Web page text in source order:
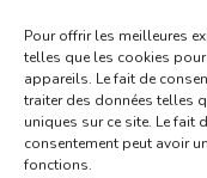
Pour offrir les meilleures
telles que les cookies
appareils. Le fait de
traiter des données telles
uniques sur ce site. Le fait
consentement peut avoir
fonctions.